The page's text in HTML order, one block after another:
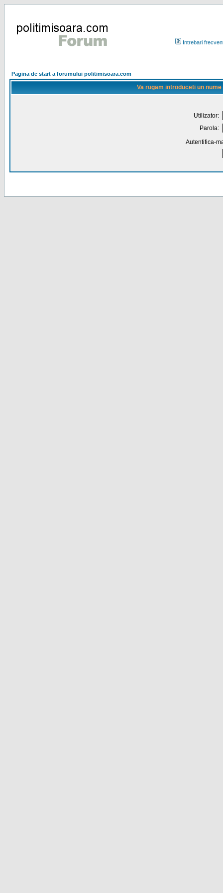
Intrebari
Pagina de start a forumului politimisoara.com
Va rugam introduceti un
Utilizator:
Parola:
Autentifica-